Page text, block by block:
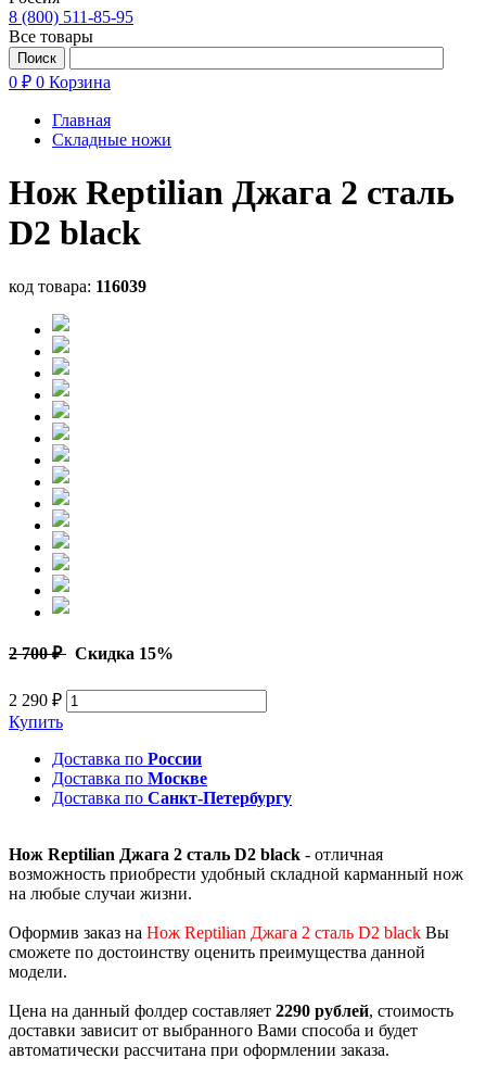
8 (800) 511-85-95
Все товары
0 ₽ 0 Корзина
Главная
Складные ножи
Нож Reptilian Джага 2 сталь
D2 black
код товара: 116039
2 700 ₽ Скидка 15%
2 290 ₽
Купить
Доставка по России
Доставка по Москве
Доставка по Санкт-Петербургу
Нож Reptilian Джага 2 сталь D2 black - отличная
возможность приобрести удобный складной карманный нож
на любые случаи жизни.
Оформив заказ на Нож Reptilian Джага 2 сталь D2 black Вы
сможете по достоинству оценить преимущества данной
модели.
Цена на данный фолдер составляет 2290 рублей, стоимость
доставки зависит от выбранного Вами способа и будет
автоматически рассчитана при оформлении заказа.